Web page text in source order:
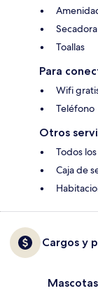
Toallas
Para
Wifi
Teléfono
Otros
Todos
Caja de
Cargos y
Mascotas